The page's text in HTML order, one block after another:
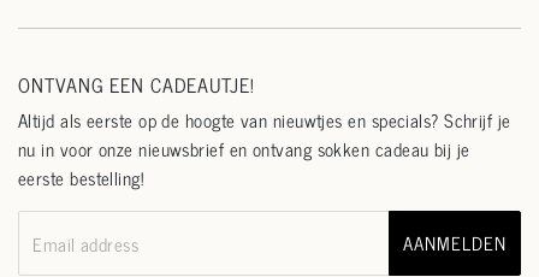
ONTVANG EEN CADEAUTJE!
Altijd als eerste op de hoogte van nieuwtjes en specials? Schrijf je
nu in voor onze nieuwsbrief en ontvang sokken cadeau bij je
eerste bestelling!
Email address AANMELDEN